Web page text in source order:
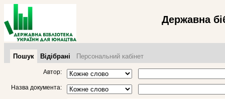
Державна
Пошук Відібрані Персональний кабінет
Автор:
Назва документа: